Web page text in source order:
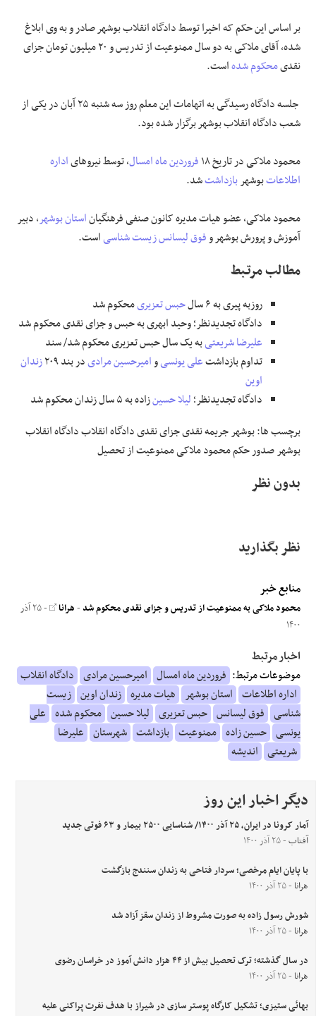
بر اساس این حکم که اخیرا توسط دادگاه انقلاب بوشهر صادر و به وی ابلاغ
شده، آقای ملاکی به دو سال ممنوعیت از تدریس و ۲۰ میلیون تومان جزای
نقدیمحکوم شدهاست.
جلسه دادگاه رسیدگی به اتهامات این معلم روز سه شنبه ۲۵ آبان در یکی از
شعب دادگاه انقلاب بوشهر برگزار شده بود.
محمود ملاکی در تاریخ ۱۸ فروردین ماه امسال، توسط نیروهایاداره
اطلاعاتبوشهربازداشتشد.
محمود ملاکی، عضو هیات مدیره کانون صنفی فرهنگیاناستان بوشهر، دبیر
آموزش و پرورش بوشهر وفوق لیسانسزیست شناسیاست.
مطالب مرتـبط
روزبه پیری به ۶ سال حبس تعزیریمحکوم شد
دادگاه تجدیدنظر؛ وحید ابهری به حبس و جزای نقدی محکوم شد
علیرضاشریعتیبه یک سال حبس تعزیری محکوم شد/ سند
تداوم بازداشتعلی یونسیوامیرحسین مرادیدر بند ۲۰۹
زندان
اوین
دادگاه تجدیدنظر؛لیلا حسینزاده به ۵ سال زندان محکوم شد
برچسب ها: بوشهر جریمه نقدی جزای نقدی دادگاه انقلاب دادگاه انقلاب
بوشهر صدور حکم محمود ملاکی ممنوعیت از تحصیل
بدون نظر
نظر بگذارید
منابع خبر
محمود ملاکی به ممنوعیت از تدریس و جزای نقدی محکوم شد-هرانا
- ۲۵ آذر
۱۴۰۰
اخبار مرتبط
موضوعات مرتبط: فروردین ماه امسال امیرحسین مرادی دادگاه انقلاب
اداره اطلاعات استان بوشهر هیات مدیره زندان اوین زیست
شناسی فوق لیسانس حبس تعزیری لیلا حسین محکوم شده علی
یونسی حسین زاده ممنوعیت بازداشت شهرستان علیرضا
شریعتی اندیشه
دیگر اخبار این روز
آمار کرونا در ایران، ۲۵ آذر ۱۴۰۰/ شناسایی ۲۵۰۰ بیمار و ۶۳ فوتی جدید
آفتاب- ۲۵ آذر ۱۴۰۰
با پایان ایام مرخصی؛ سردار فتاحی به زندان سنندج بازگشت
هرانا - ۲۵ آذر ۱۴۰۰
شورش رسول زاده به صورت مشروط از زندان سقز آزاد شد
هرانا - ۲۵ آذر ۱۴۰۰
در سال گذشته؛ ترک تحصیل بیش از ۴۴ هزار دانش آموز در خراسان رضوی
هرانا - ۲۵ آذر ۱۴۰۰
بهائی ستیزی؛ تشکیل کارگاه پوستر سازی در شیراز با هدف نفرت پراکنی علیه